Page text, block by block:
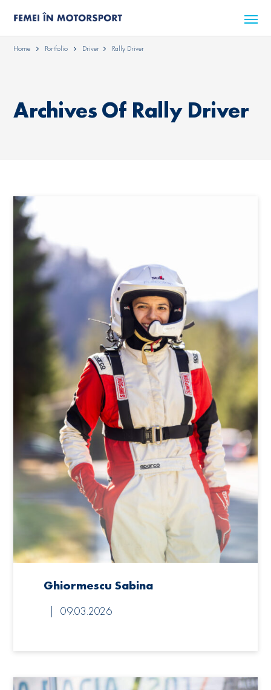
Home Portfolio Driver Rally Driver
Archives Of Rally Driver
Ghiormescu Sabina
09.03.2026